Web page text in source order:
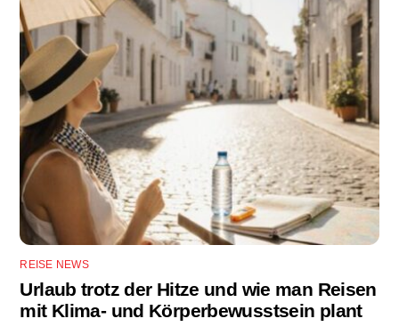
REISE NEWS
Urlaub trotz der Hitze und wie man Reisen
mit Klima- und Körperbewusstsein plant